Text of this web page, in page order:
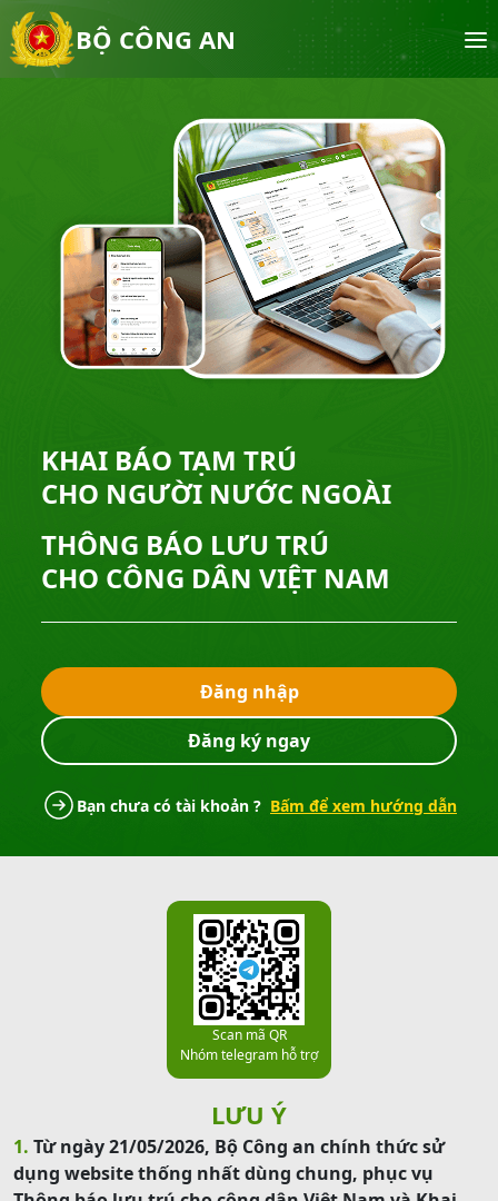
BỘ CÔNG AN
KHAI BÁO TẠM TRÚ
CHO NGƯỜI NƯỚC NGOÀI
THÔNG BÁO LƯU TRÚ
CHO CÔNG DÂN VIỆT NAM
Đăng nhập
Đăng ký ngay
Bạn chưa có tài khoản ? Bấm để xem hướng dẫn
Scan mã QR
Nhóm telegram hỗ trợ
LƯU Ý
1. Từ ngày 21/05/2026, Bộ Công an chính thức sử
dụng website thống nhất dùng chung, phục vụ